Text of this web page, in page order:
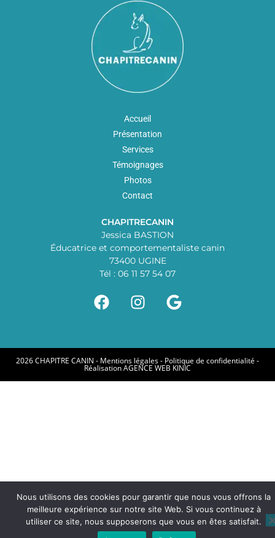
Accueil
Présentation
Services
Témoignages
Photos
Contact
CHAPITRECANIN
Jessica BASTION
Éducatrice et comportementaliste canin
73400 UGINE
Tél : 06 11 57 54 07
2026 CHAPITRE CANIN - Mentions légales- Politique de confidentialité -
RéalisationAGENCE WEB KINIC
Nous utilisons des cookies pour garantir que nous vous offrons la
meilleure expérience sur notre site Web. Si vous continuez à
utiliser ce site, nous supposerons que vous en êtes satisfait.